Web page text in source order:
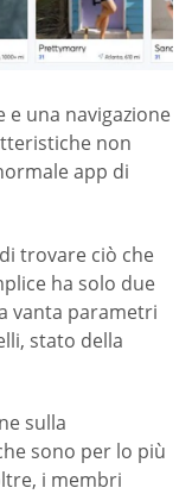
e una navigazione
non
app di
trovare ciò che
ha solo due
vanta parametri
stato della
sulla
sono per lo più
i membri